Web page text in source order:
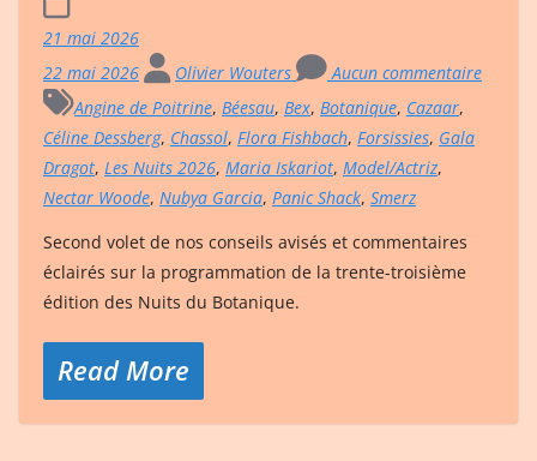
21 mai 2026
22 mai 2026
Olivier Wouters
Aucun commentaire
Angine de Poitrine, Béesau, Bex, Botanique, Cazaar,
Céline Dessberg, Chassol, Flora Fishbach, Forsissies, Gala
Dragot, Les Nuits 2026, Maria Iskariot, Model/Actriz,
Nectar Woode, Nubya Garcia, Panic Shack, Smerz
Second volet de nos conseils avisés et commentaires
éclairés sur la programmation de la trente-troisième
édition des Nuits du Botanique.
Read More